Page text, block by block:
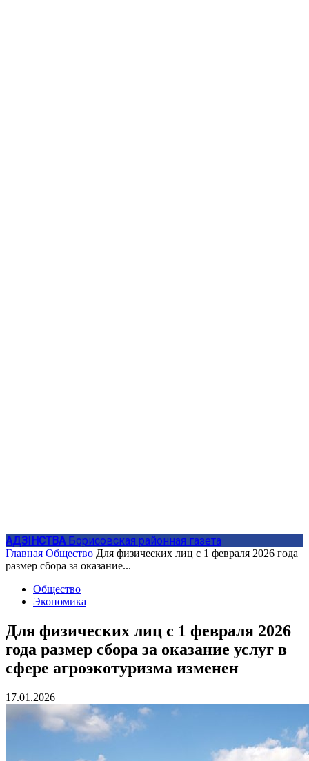
АДЗIНСТВА Борисовская районная газета
Главная Общество Для физических лиц с 1 февраля 2026 года
размер сбора за оказание...
Общество
Экономика
Для физических лиц с 1 февраля 2026
года размер сбора за оказание услуг в
сфере агроэкотуризма изменен
17.01.2026